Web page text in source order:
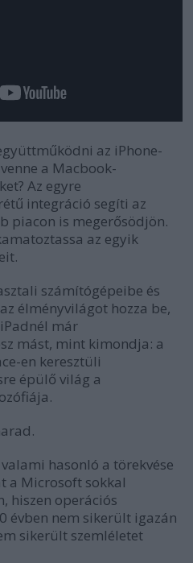
az iPhone-
a Macbook-
Az egyre
integráció segíti az
piacon is megerősödjön.
az egyik
számítógépeibe és
élményvilágot hozza be,
már
mást, mint kimondja: a
en keresztüli
épülő világ a
hasonló a törekvése
a Microsoft sokkal
hiszen operációs
évben nem sikerült igazán
sikerült szemléletet